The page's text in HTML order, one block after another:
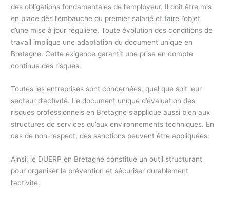
des obligations fondamentales de l’employeur. Il doit être mis
en place dès l’embauche du premier salarié et faire l’objet
d’une mise à jour régulière. Toute évolution des conditions de
travail implique une adaptation du document unique en
Bretagne. Cette exigence garantit une prise en compte
continue des risques.
Toutes les entreprises sont concernées, quel que soit leur
secteur d’activité. Le document unique d’évaluation des
risques professionnels en Bretagne s’applique aussi bien aux
structures de services qu’aux environnements techniques. En
cas de non-respect, des sanctions peuvent être appliquées.
Ainsi, le DUERP en Bretagne constitue un outil structurant
pour organiser la prévention et sécuriser durablement
l’activité.